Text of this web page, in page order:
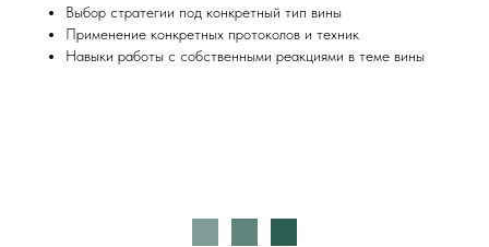
Выбор стратегии под конкретный тип вины
Применение конкретных протоколов и техник
Навыки работы с собственными реакциями в теме вины